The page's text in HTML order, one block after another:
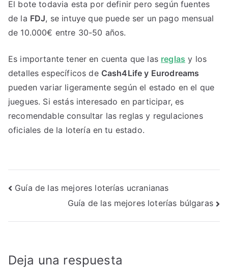
El bote todavia esta por definir pero según fuentes
de la FDJ, se intuye que puede ser un pago mensual
de 10.000€ entre 30-50 años.
Es importante tener en cuenta que las reglas y los
detalles específicos de Cash4Life y Eurodreams
pueden variar ligeramente según el estado en el que
juegues. Si estás interesado en participar, es
recomendable consultar las reglas y regulaciones
oficiales de la lotería en tu estado.
Navegación
Guía de las mejores loterías ucranianas
Guía de las mejores loterías búlgaras
Deja una respuesta